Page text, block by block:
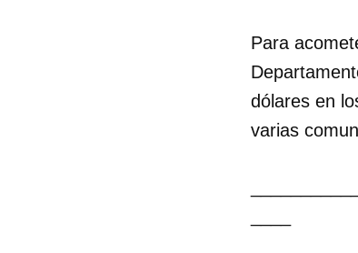
Para
dólares en
varias